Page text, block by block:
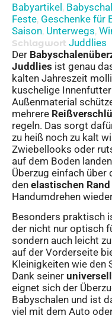
Babyartikel,
Feste, Geschenke für
Saison, Unterwegs,
Schlagwort Juddlies
Der
Juddlies ist genau
kalten Jahreszeit
kuschelige
Außenmaterial
mehrere
regeln. Das sorgt
zu heiß noch zu kalt
Zwiebellooks oder
auf dem Boden
Überzug einfach über
den elastischen Rand
Handumdrehen
Besonders praktisch
der nicht nur optisch
sondern auch leicht
auf der Vorderseite
Kleinigkeiten wie den
Dank seiner
eignet sich der
Babyschalen und ist
viel mit dem Auto